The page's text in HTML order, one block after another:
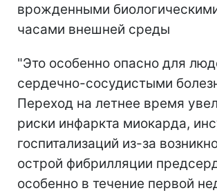
врожденными
часами внешней среды
"Это особенно опасно для
сердечно-сосудистыми
Переход на летнее время
риски инфаркта миокарда,
госпитализаций из-за
острой фибрилляции
особенно в течение первой